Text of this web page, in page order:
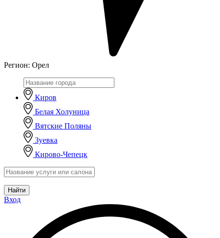
Регион: Орел
Киров
Белая Холуница
Вятские Поляны
Зуевка
Кирово-Чепецк
Найти
Вход